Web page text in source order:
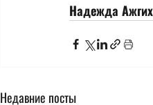
Надежда
Недавние посты